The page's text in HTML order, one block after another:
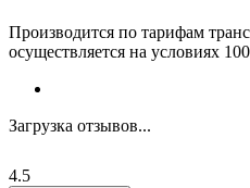
Производится по тарифам
осуществляется на условиях
Загрузка отзывов...
4.5